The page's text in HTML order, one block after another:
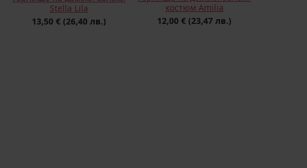
Stella Lila
13,50 € (26,40 лв.)
костюм Amilia
12,00 € (23,47 лв.)